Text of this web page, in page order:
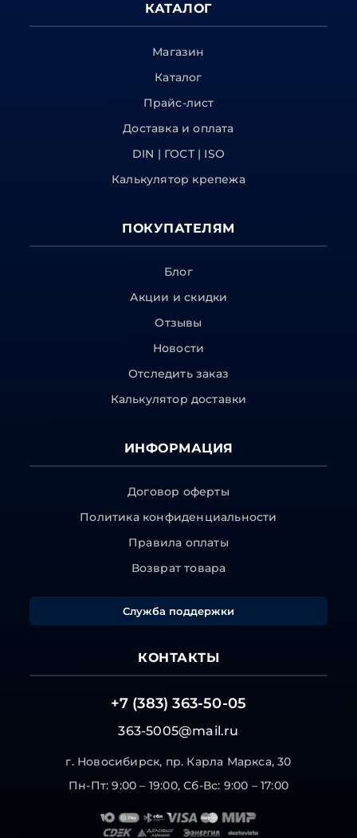
КАТАЛОГ
Магазин
Каталог
Прайс-лист
Доставка и оплата
DIN | ГОСТ | ISO
Калькулятор крепежа
ПОКУПАТЕЛЯМ
Блог
Акции и скидки
Отзывы
Новости
Отследить заказ
Калькулятор доставки
ИНФОРМАЦИЯ
Договор оферты
Политика конфиденциальности
Правила оплаты
Возврат товара
Служба поддержки
КОНТАКТЫ
+7 (383) 363-50-05
363-5005@mail.ru
г. Новосибирск, пр. Карла Маркса, 30
Пн-Пт: 9:00 – 19:00, Сб-Вс: 9:00 – 17:00